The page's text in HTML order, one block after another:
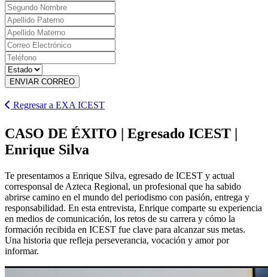
ENVIAR CORREO
Regresar a EXA ICEST
CASO DE ÉXITO | Egresado ICEST |
Enrique Silva
Te presentamos a Enrique Silva, egresado de ICEST y actual
corresponsal de Azteca Regional, un profesional que ha sabido
abrirse camino en el mundo del periodismo con pasión, entrega y
responsabilidad. En esta entrevista, Enrique comparte su experiencia
en medios de comunicación, los retos de su carrera y cómo la
formación recibida en ICEST fue clave para alcanzar sus metas.
Una historia que refleja perseverancia, vocación y amor por
informar.